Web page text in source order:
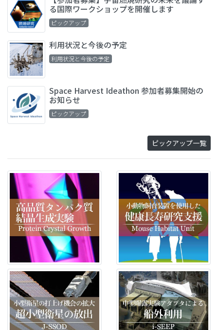
る国際ワークショップを開催します
ピックアップ
利用状況と今後の予定
利用状況と今後の予定
Space Harvest Ideathon 参加者募集開始の
お知らせ
ピックアップ
ピックアップ一覧